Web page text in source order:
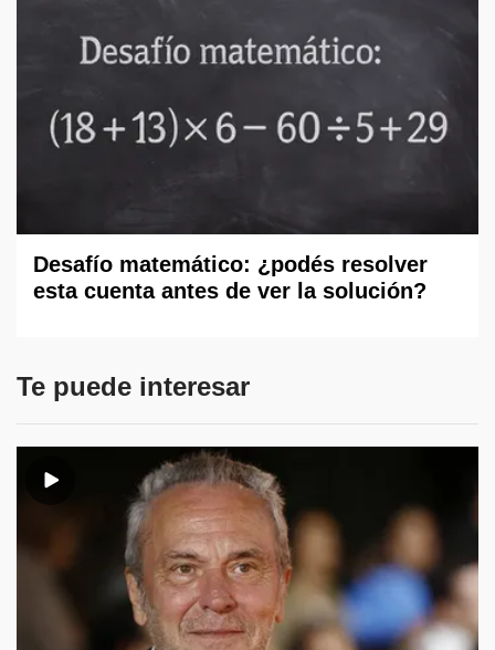
Desafío matemático: ¿podés resolver
esta cuenta antes de ver la solución?
Te puede interesar